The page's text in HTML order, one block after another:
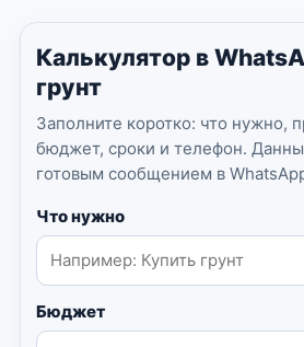
Калькулятор в
грунт
Заполните коротко: что нужно,
бюджет, сроки и телефон.
готовым сообщением в
Что нужно
Бюджет